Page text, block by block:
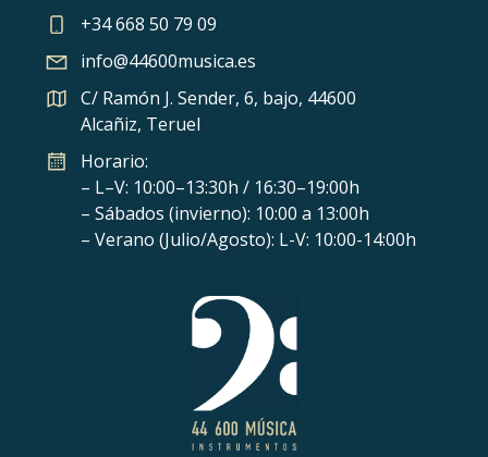
+34 668 50 79 09
info@44600musica.es
C/ Ramón J. Sender, 6, bajo, 44600
Alcañiz, Teruel
Horario:
– L–V: 10:00–13:30h / 16:30–19:00h
– Sábados (invierno): 10:00 a 13:00h
– Verano (Julio/Agosto): L-V: 10:00-14:00h